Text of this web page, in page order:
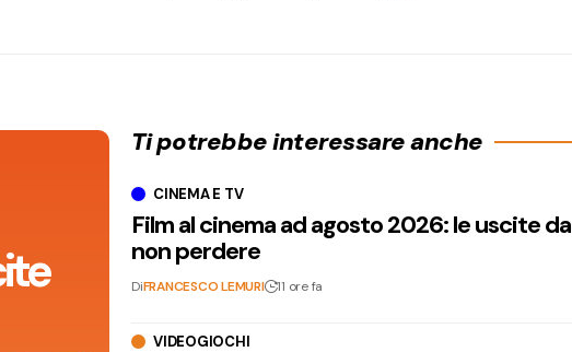
Ti potrebbe interessare anche
CINEMA E TV
Film al cinema ad agosto 2026: le uscite da
non perdere
DiFRANCESCO LEMURI 11 ore fa
VIDEOGIOCHI